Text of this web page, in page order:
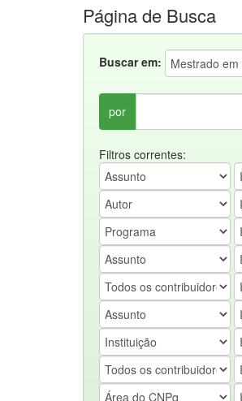
Página de Busca
Buscar em:
por
Filtros correntes: